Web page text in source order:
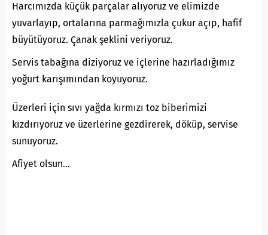
Harcımızda küçük parçalar alıyoruz ve elimizde
yuvarlayıp, ortalarına parmağımızla çukur açıp, hafif
büyütüyoruz. Çanak şeklini veriyoruz.
Servis tabağına diziyoruz ve içlerine hazırladığımız
yoğurt karışımından koyuyoruz.
Üzerleri için sıvı yağda kırmızı toz biberimizi
kızdırıyoruz ve üzerlerine gezdirerek, döküp, servise
sunuyoruz.
Afiyet olsun…